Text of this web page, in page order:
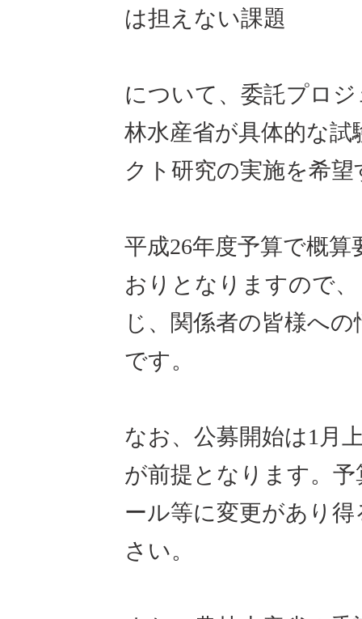
は担えない課題
について、委託プロ
林水産省が具体的な
クト研究の実施を希
平成26年度予算で概
おりとなりますので
じ、関係者の皆様へ
です。
なお、公募開始は1月
が前提となります。
ール等に変更があり
さい。